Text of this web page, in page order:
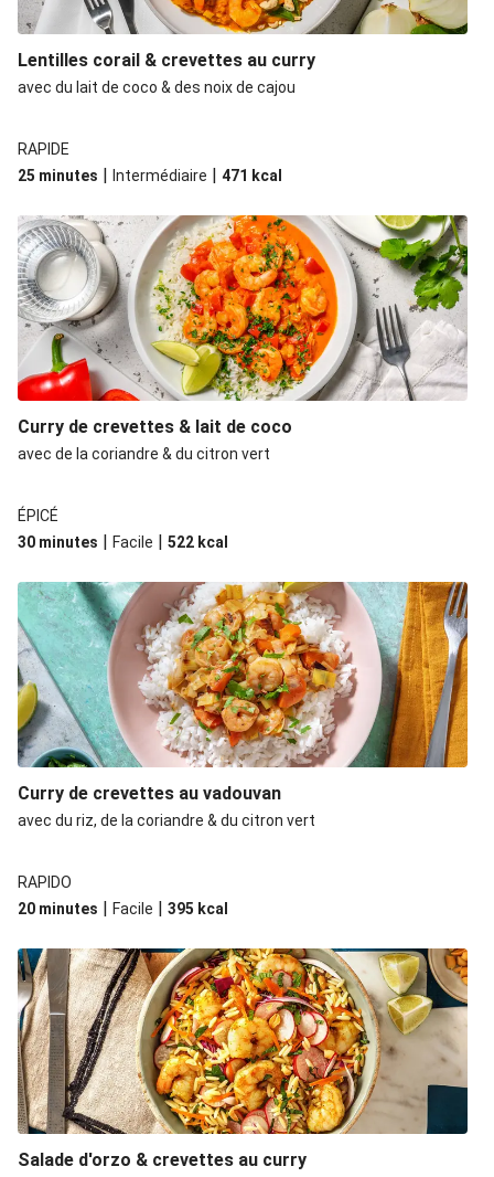
Lentilles corail & crevettes au curry
avec du lait de coco & des noix de cajou
RAPIDE
25 minutes | Intermédiaire | 471 kcal
Curry de crevettes & lait de coco
avec de la coriandre & du citron vert
ÉPICÉ
30 minutes | Facile | 522 kcal
Curry de crevettes au vadouvan
avec du riz, de la coriandre & du citron vert
RAPIDO
20 minutes | Facile | 395 kcal
Salade d'orzo & crevettes au curry